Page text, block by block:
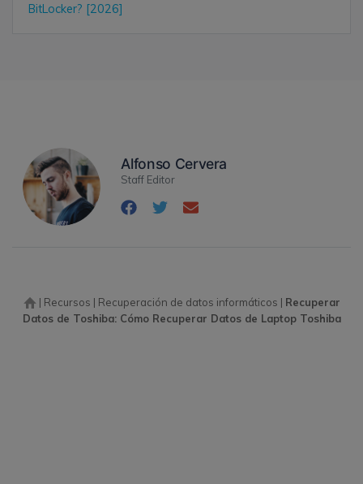
BitLocker? [2026]
Alfonso Cervera
Staff Editor
| Recursos | Recuperación de datos informáticos | Recuperar
Datos de Toshiba: Cómo Recuperar Datos de Laptop Toshiba